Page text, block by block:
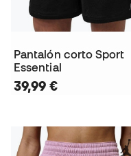
Pantalón corto Sport
Essential
39,99 €